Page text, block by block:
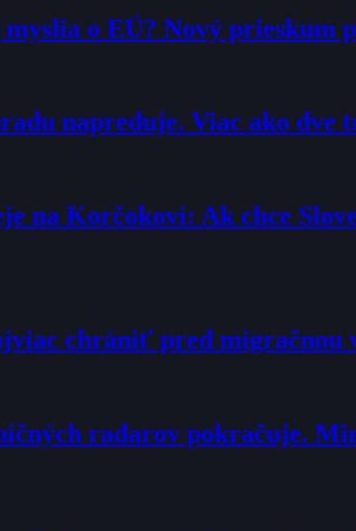
myslia o EÚ? Nový prieskum
napreduje. Viac ako
na Korčokovi: Ak chce
chrániť pred
radarov pokračuje.